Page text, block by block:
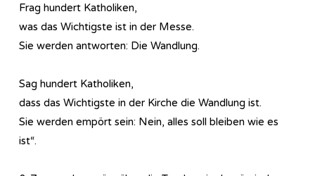
Frag hundert Katholiken,
was das Wichtigste ist in der Messe.
Sie werden antworten: Die Wandlung.
Sag hundert Katholiken,
dass das Wichtigste in der Kirche die Wandlung ist.
Sie werden empört sein: Nein, alles soll bleiben wie es
ist“.